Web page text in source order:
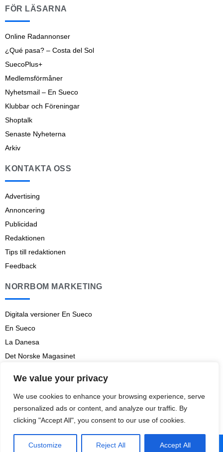
We value your privacy
We use cookies to enhance your browsing experience, serve
personalized ads or content, and analyze our traffic. By
clicking "Accept All", you consent to our use of cookies.
Customize Reject All Accept All
FÖR LÄSARNA
Online Radannonser
¿Qué pasa? – Costa del Sol
SuecoPlus+
Medlemsförmåner
Nyhetsmail – En Sueco
Klubbar och Föreningar
Shoptalk
Senaste Nyheterna
Arkiv
KONTAKTA OSS
Advertising
Annoncering
Publicidad
Redaktionen
Tips till redaktionen
Feedback
NORRBOM MARKETING
Digitala versioner En Sueco
En Sueco
La Danesa
Det Norske Magasinet
Aviso legal
Prenumerationsvillkor
© 2009- En Sueco– Norrbom Marketing.